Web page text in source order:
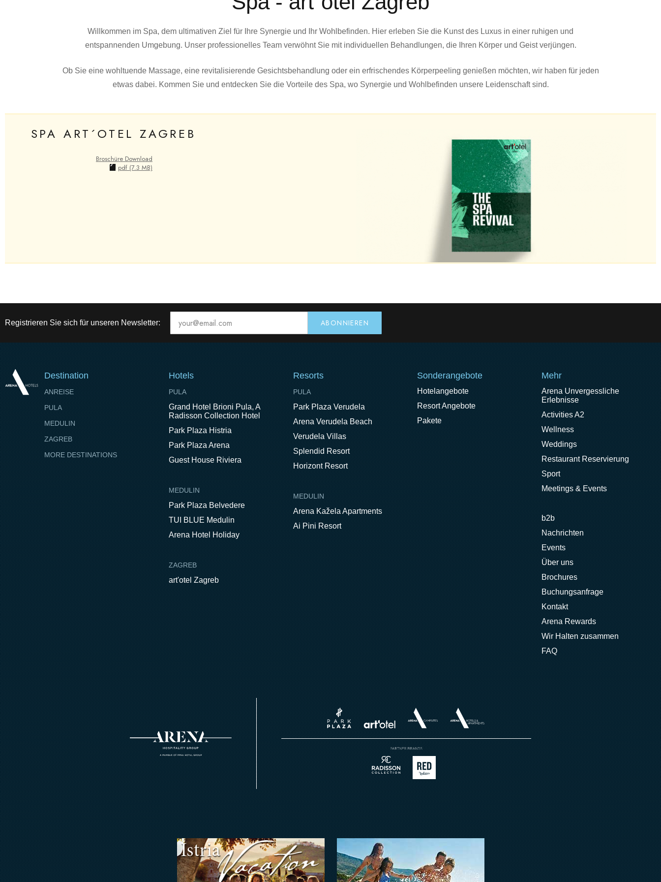
Willkommen im Spa, dem ultimativen Ziel für Ihre Synergie und Ihr Wohlbefinden. Hier erleben Sie die Kunst des Luxus in einer ruhigen und
entspannenden Umgebung. Unser professionelles Team verwöhnt Sie mit individuellen Behandlungen, die Ihren Körper und Geist verjüngen.
Ob Sie eine wohltuende Massage, eine revitalisierende Gesichtsbehandlung oder ein erfrischendes Körperpeeling genießen möchten, wir haben für jeden
etwas dabei. Kommen Sie und entdecken Sie die Vorteile des Spa, wo Synergie und Wohlbefinden unsere Leidenschaft sind.
SPA ART´OTEL ZAGREB
Broschüre Download
pdf (7.3 MB)
Registrieren Sie sich für unseren Newsletter:
Destination
ANREISE
PULA
MEDULIN
ZAGREB
MORE DESTINATIONS
Hotels
PULA
Grand Hotel Brioni Pula, A
Radisson Collection Hotel
Park Plaza Histria
Park Plaza Arena
Guest House Riviera
MEDULIN
Park Plaza Belvedere
TUI BLUE Medulin
Arena Hotel Holiday
ZAGREB
art'otel Zagreb
Resorts
PULA
Park Plaza Verudela
Arena Verudela Beach
Verudela Villas
Splendid Resort
Horizont Resort
MEDULIN
Arena Kažela Apartments
Ai Pini Resort
Sonderangebote
Hotelangebote
Resort Angebote
Pakete
Mehr
Arena Unvergessliche
Erlebnisse
Activities A2
Wellness
Weddings
Restaurant Reservierung
Sport
Meetings & Events
b2b
Nachrichten
Events
Über uns
Brochures
Buchungsanfrage
Kontakt
Arena Rewards
Wir Halten zusammen
FAQ